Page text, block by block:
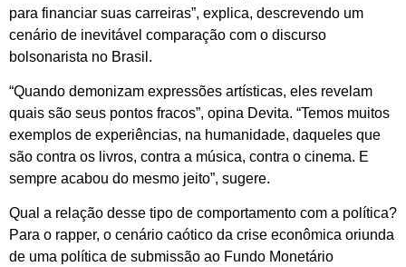
para financiar suas carreiras”, explica, descrevendo um
cenário de inevitável comparação com o discurso
bolsonarista no Brasil.
“Quando demonizam expressões artísticas, eles revelam
quais são seus pontos fracos”, opina Devita. “Temos muitos
exemplos de experiências, na humanidade, daqueles que
são contra os livros, contra a música, contra o cinema. E
sempre acabou do mesmo jeito”, sugere.
Qual a relação desse tipo de comportamento com a política?
Para o rapper, o cenário caótico da crise econômica oriunda
de uma política de submissão ao Fundo Monetário